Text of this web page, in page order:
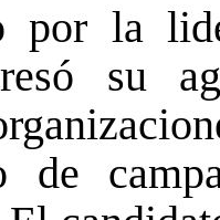
por la
su
de